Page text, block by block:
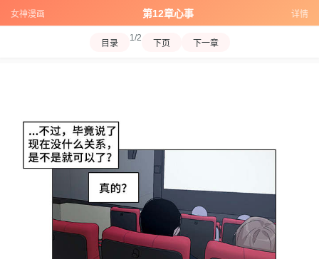
女神漫画 第12章心事 详情
目录
1/2
下页 下一章